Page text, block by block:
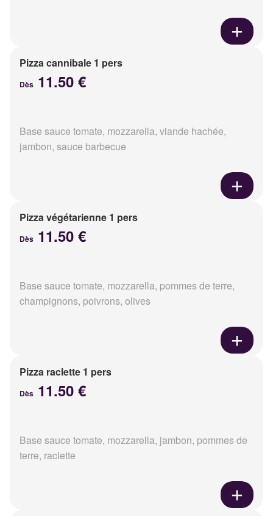
Pizza cannibale 1 pers
Dès 11.50 €
Base sauce tomate, mozzarella, viande hachée,
jambon, sauce barbecue
Pizza végétarienne 1 pers
Dès 11.50 €
Base sauce tomate, mozzarella, pommes de terre,
champignons, poivrons, olives
Pizza raclette 1 pers
Dès 11.50 €
Base sauce tomate, mozzarella, jambon, pommes de
terre, raclette